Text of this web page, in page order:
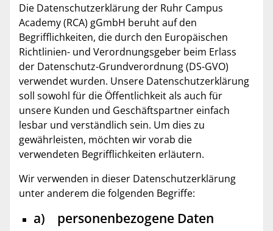
Die Datenschutzerklärung der Ruhr Campus
Academy (RCA) gGmbH beruht auf den
Begrifflichkeiten, die durch den Europäischen
Richtlinien- und Verordnungsgeber beim Erlass
der Datenschutz-Grundverordnung (DS-GVO)
verwendet wurden. Unsere Datenschutzerklärung
soll sowohl für die Öffentlichkeit als auch für
unsere Kunden und Geschäftspartner einfach
lesbar und verständlich sein. Um dies zu
gewährleisten, möchten wir vorab die
verwendeten Begrifflichkeiten erläutern.
Wir verwenden in dieser Datenschutzerklärung
unter anderem die folgenden Begriffe:
a) personenbezogene Daten